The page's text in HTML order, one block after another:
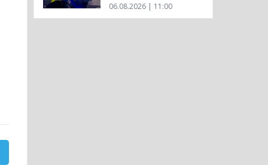
06.08.2026 | 11:00